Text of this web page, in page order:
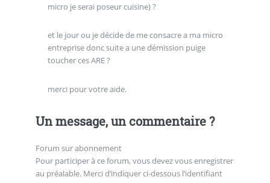
micro je serai poseur cuisine) ?
et le jour ou je décide de me consacre a ma micro
entreprise donc suite a une démission puige
toucher ces ARE ?
merci pour votre aide.
Un message, un commentaire ?
Forum sur abonnement
Pour participer à ce forum, vous devez vous enregistrer
au préalable. Merci d’indiquer ci-dessous l’identifiant